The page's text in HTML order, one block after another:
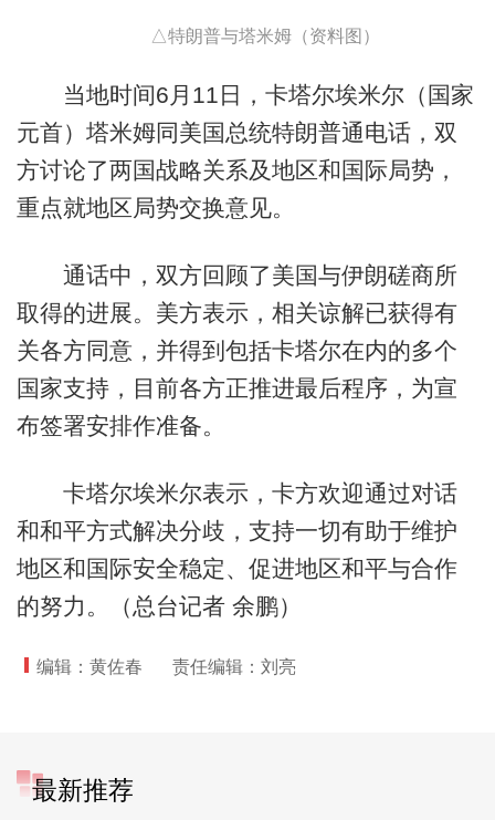
△特朗普与塔米姆（资料图）
当地时间6月11日，卡塔尔埃米尔（国家
元首）塔米姆同美国总统特朗普通电话，双
方讨论了两国战略关系及地区和国际局势，
重点就地区局势交换意见。
通话中，双方回顾了美国与伊朗磋商所
取得的进展。美方表示，相关谅解已获得有
关各方同意，并得到包括卡塔尔在内的多个
国家支持，目前各方正推进最后程序，为宣
布签署安排作准备。
卡塔尔埃米尔表示，卡方欢迎通过对话
和和平方式解决分歧，支持一切有助于维护
地区和国际安全稳定、促进地区和平与合作
的努力。（总台记者 余鹏）
编辑：黄佐春 责任编辑：刘亮
最新推荐